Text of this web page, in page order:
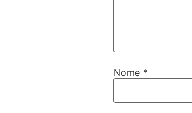
Nome *